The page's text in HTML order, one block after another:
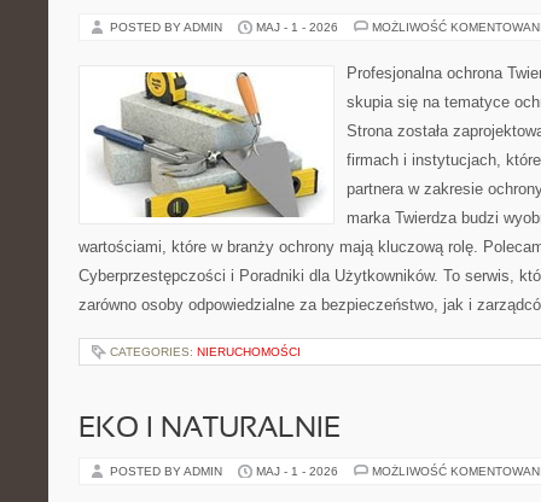
POSTED BY ADMIN MAJ - 1 - 2026 MOŻLIWOŚĆ
Profesjonalna ochrona
skupia się na tematyce
Strona została
firmach i instytucjach,
partnera w zakresie
marka Twierdza budzi
wartościami, które w branży ochrony mają kluczową rolę.
Cyberprzestępczości i Poradniki dla Użytkowników. To serwis,
zarówno osoby odpowiedzialne za bezpieczeństwo, jak i
CATEGORIES: NIERUCHOMOŚCI
EKO I NATURALNIE
POSTED BY ADMIN MAJ - 1 - 2026 MOŻLIWOŚĆ